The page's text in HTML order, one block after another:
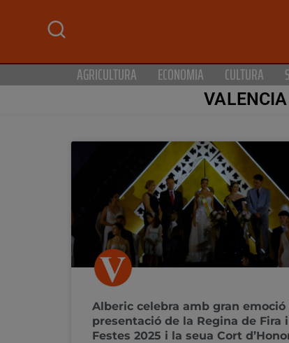
AGRICULTURA ECONOMIA CULTURA
VALENCIA
Alberic celebra amb gran emoció
presentació de la Regina de Fira i
Festes 2025 i la seua Cort